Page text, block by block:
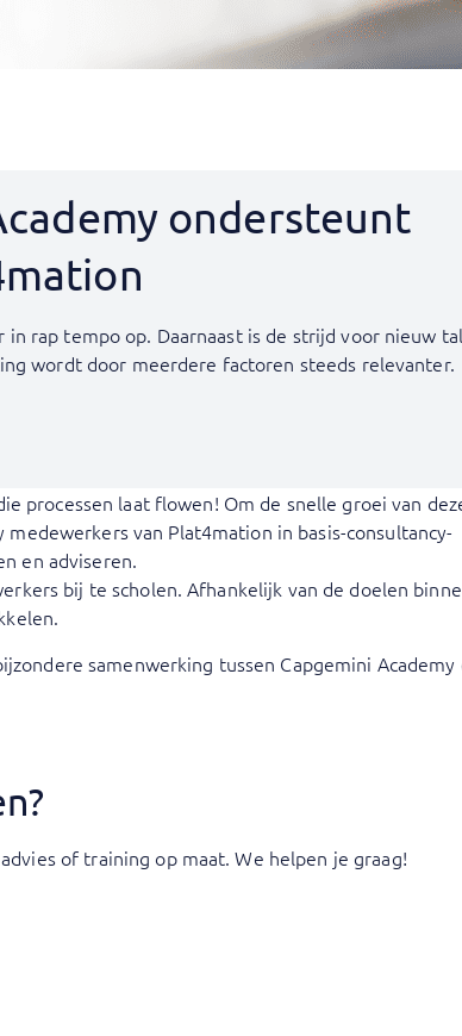
ondersteunt
rap tempo op. Daarnaast is de strijd voor nieuw
wordt door meerdere factoren steeds relevanter.
processen laat flowen! Om de snelle groei van
van Plat4mation in basis-consultancy-
en adviseren.
bij te scholen. Afhankelijk van de doelen
samenwerking tussen Capgemini Academy
of training op maat. We helpen je graag!